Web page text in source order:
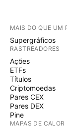
MAIS DO QUE UM
Supergráficos
RASTREADORES
Ações
ETFs
Títulos
Criptomoedas
Pares CEX
Pares DEX
Pine
MAPAS DE CALOR